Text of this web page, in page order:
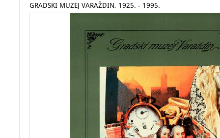
GRADSKI MUZEJ VARAŽDIN, 1925. - 1995.